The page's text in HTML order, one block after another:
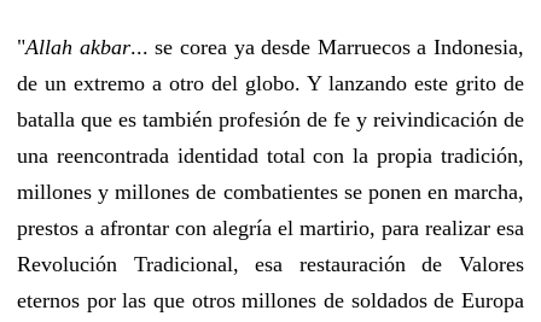
"Allah akbar... se corea ya desde Marruecos a Indonesia,
de un extremo a otro del globo. Y lanzando este grito de
batalla que es también profesión de fe y reivindicación de
una reencontrada identidad total con la propia tradición,
millones y millones de combatientes se ponen en marcha,
prestos a afrontar con alegría el martirio, para realizar esa
Revolución Tradicional, esa restauración de Valores
eternos por las que otros millones de soldados de Europa